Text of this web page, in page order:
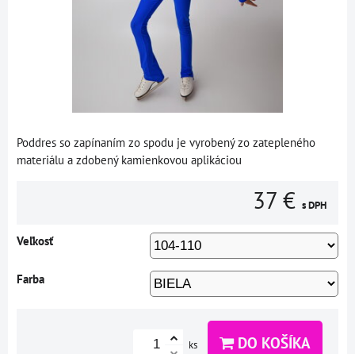
Poddres so zapínaním zo spodu je vyrobený zo zatepleného
materiálu a zdobený kamienkovou aplikáciou
37 € s DPH
Veľkosť
Farba
ks DO KOŠÍKA